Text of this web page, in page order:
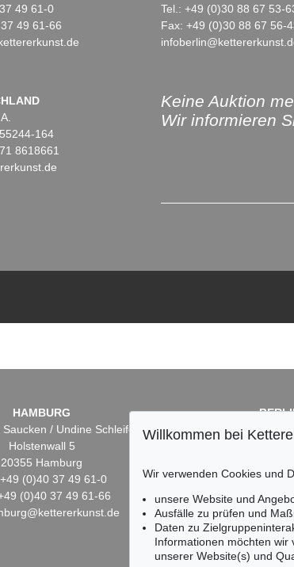
49 61-0
49 61-66
Tel.: +49 (0)30 88 67 53-
Fax: +49 (0)30 88 67 56-
164
8618661
Keine Auktion
Wir informieren
HAMBURG
/ Undine Schleifer
Holstenwall 5
20355 Hamburg
(0)40 37 49 61-0
(0)40 37 49 61-66
Dr. Simone
Tel.: +49 (0)30
Fax: +49 (0)30
Willkommen bei
Wir verwenden Cookies und
unsere Website und
Ausfälle zu prüfen und
Daten zu
Informationen möchten wir
unserer Website(s) und